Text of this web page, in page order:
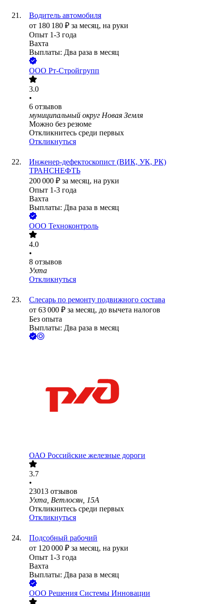
Водитель автомобиля
от 180 180 ₽ за месяц, на руки
Опыт 1-3 года
Вахта
Выплаты: Два раза в месяц
ООО Рт-Стройгрупп
3.0
•
6 отзывов
муниципальный округ Новая Земля
Можно без резюме
Откликнитесь среди первых
Откликнуться
Инженер-дефектоскопист (ВИК, УК, РК)
ТРАНСНЕФТЬ
200 000 ₽ за месяц, на руки
Опыт 1-3 года
Вахта
Выплаты: Два раза в месяц
ООО Техноконтроль
4.0
•
8 отзывов
Ухта
Откликнуться
Слесарь по ремонту подвижного состава
от 63 000 ₽ за месяц, до вычета налогов
Без опыта
Выплаты: Два раза в месяц
ОАО Российские железные дороги
3.7
•
23013 отзывов
Ухта, Ветлосян, 15А
Откликнитесь среди первых
Откликнуться
Подсобный рабочий
от 120 000 ₽ за месяц, на руки
Опыт 1-3 года
Вахта
Выплаты: Два раза в месяц
ООО Решения Системы Инновации